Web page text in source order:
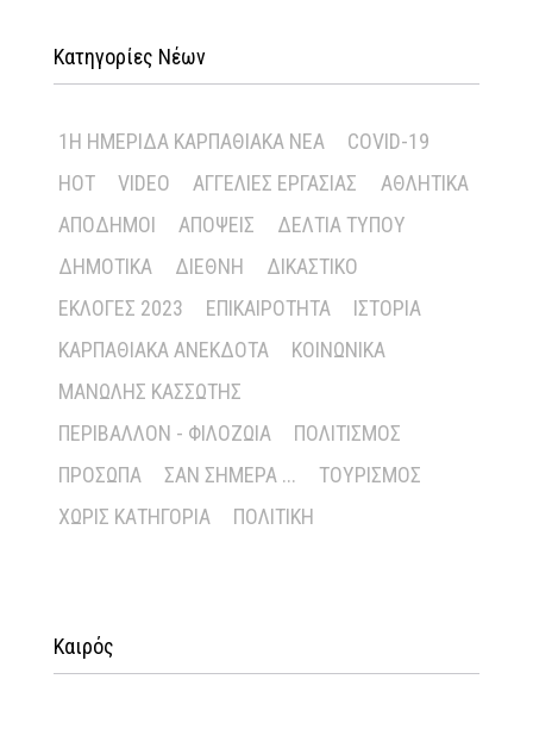
Κατηγορίες Νέων
1Η ΗΜΕΡΊΔΑ ΚΑΡΠΑΘΙΑΚΆ ΝΈΑ
COVID-19
HOT
VIDEO ΑΓΓΕΛΊΕΣ ΕΡΓΑΣΊΑΣ
ΑΘΛΗΤΙΚΆ
ΑΠΌΔΗΜΟΙ
ΑΠΌΨΕΙΣ
ΔΕΛΤΊΑ ΤΎΠΟΥ
ΔΗΜΟΤΙΚΆ
ΔΙΕΘΝΉ
ΔΙΚΑΣΤΙΚΌ
ΕΚΛΟΓΈΣ 2023
ΕΠΙΚΑΙΡΌΤΗΤΑ
ΙΣΤΟΡΊΑ
ΚΑΡΠΑΘΙΑΚΆ ΑΝΈΚΔΟΤΑ
ΚΟΙΝΩΝΙΚΆ
ΜΑΝΏΛΗΣ ΚΑΣΣΏΤΗΣ
ΠΕΡΙΒΆΛΛΟΝ - ΦΙΛΟΖΩΊΑ
ΠΟΛΙΤΙΣΜΌΣ
ΠΡΌΣΩΠΑ
ΣΑΝ ΣΉΜΕΡΑ ...
ΤΟΥΡΙΣΜΌΣ
ΧΩΡΊΣ ΚΑΤΗΓΟΡΊΑ
ΠΟΛΙΤΙΚΉ
Καιρός